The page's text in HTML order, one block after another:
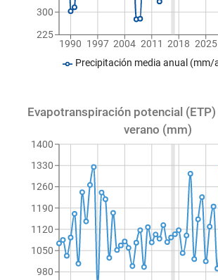
1990 1997 2004 2011 2018 2025
225
300
Precipitación media anual (mm/
Evapotranspiración potencial
verano (mm)
980
1050
1120
1190
1260
1330
1400